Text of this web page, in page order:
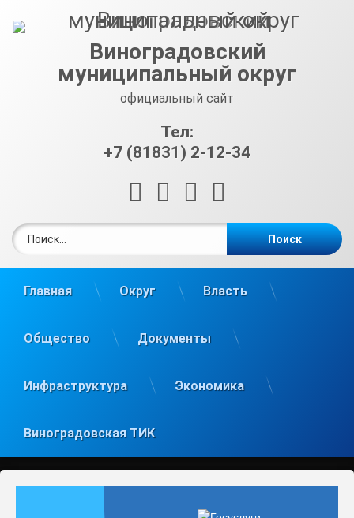
Виноградовский
муниципальный округ
официальный сайт
Тел:
+7 (81831) 2-12-34
RSS E-mailВКонтакте
Главная Округ Власть
Общество Документы
Инфраструктура Экономика
Виноградовская ТИК